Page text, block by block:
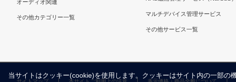
オーディオ関連
その他カテゴリー一覧 マルチデバイス管理サービス
その他サービス一覧
当サイトはクッキー(cookie)を使用します。クッキーはサイト内の一部の